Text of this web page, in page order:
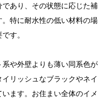
あり、その状態に応じた補
特に耐水性の低い材料の場
す。
や外壁よりも薄い同系色が
リッシュなブラックやネイ
ます。お住まい全体のイメ